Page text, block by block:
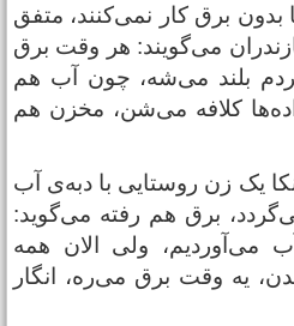
برق کار نمی‌کنند، متفق
می‌گویند: هر وقت برق
بلند می‌شه، چون آب هم
کلافه می‌شن، مخزن هم
یک زن روستایی با دبه‌ی آب
برق هم رفته می‌گوید:
ولی الان همه
یه وقت برق می‌ره، انگار